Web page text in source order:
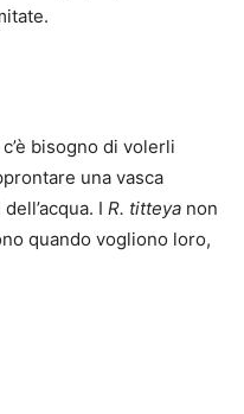
bisogno di volerli
una vasca
I R. titteya non
quando vogliono loro,